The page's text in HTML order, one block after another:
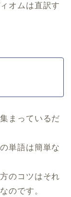
オムは直訳す
まっているだ
単語は簡単な
のコツはそれ
のです。